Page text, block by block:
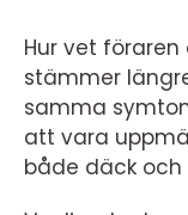
Hur vet
stämmer
samma
att vara
både däck och